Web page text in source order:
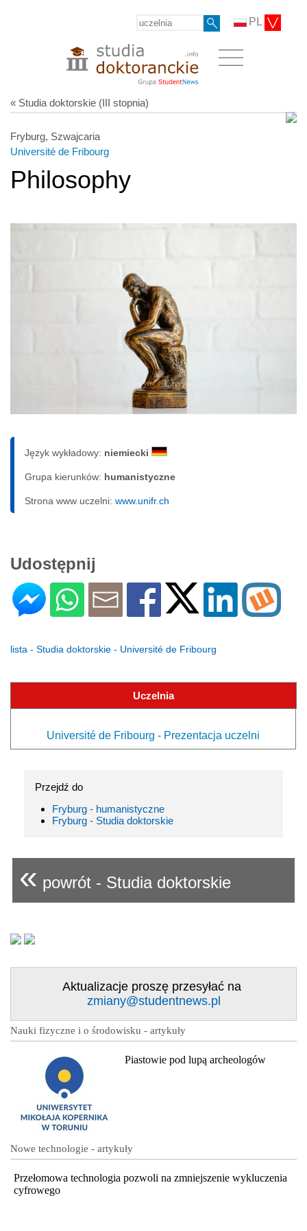
PL
« Studia doktorskie (III stopnia)
Fryburg, Szwajcaria
Université de Fribourg
Philosophy
Język wykładowy: niemiecki
Grupa kierunków: humanistyczne
Strona www uczelni: www.unifr.ch
Udostępnij
lista - Studia doktorskie - Université de Fribourg
Uczelnia
Université de Fribourg - Prezentacja uczelni
Przejdź do
Fryburg - humanistyczne
Fryburg - Studia doktorskie
« powrót - Studia doktorskie
Aktualizacje proszę przesyłać na
zmiany@studentnews.pl
Nauki fizyczne i o środowisku - artykuły
Piastowie pod lupą archeologów
Nowe technologie - artykuły
Przełomowa technologia pozwoli na zmniejszenie wykluczenia
cyfrowego